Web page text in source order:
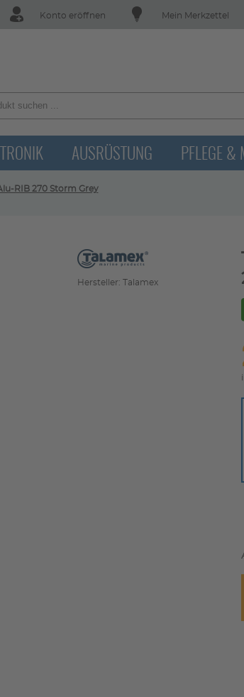
Mein Merkzettel
Konto eröffnen
AUSRÜSTUNG PFLEGE &
RIB 270 Storm Grey
Hersteller: Talamex